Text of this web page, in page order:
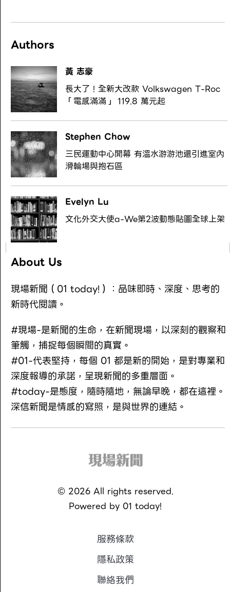
Authors
黃 志豪
長大了！全新大改款 Volkswagen T-Roc
「電感滿滿」 119.8 萬元起
Stephen Chow
三民運動中心開幕 有溫水游游池還引進室內
滑輪場與抱石區
Evelyn Lu
文化外交大使a-We第2波動態貼圖全球上架
About Us
現場新聞（01 today!）：品味即時、深度、思考的
新時代閱讀。
#現場-是新聞的生命，在新聞現場，以深刻的觀察和
筆觸，捕捉每個瞬間的真實。
#01-代表堅持，每個 01 都是新的開始，是對專業和
深度報導的承諾，呈現新聞的多重層面。
#today-是態度，隨時隨地，無論早晚，都在這裡。
深信新聞是情感的寫照，是與世界的連結。
© 2026All rights reserved.
Powered by 01 today!
服務條款
隱私政策
聯絡我們